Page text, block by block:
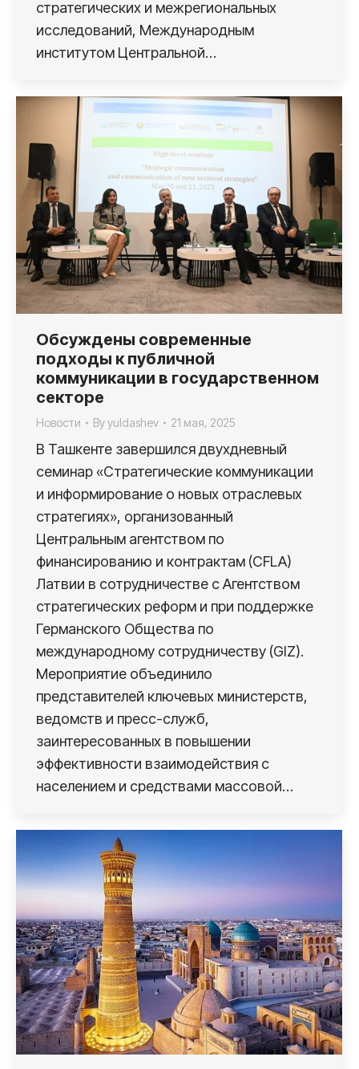
стратегических и межрегиональных
исследований, Международным
институтом Центральной…
Обсуждены современные
подходы к публичной
коммуникации в государственном
секторе
Новости Byyuldashev 21 мая, 2025
В Ташкенте завершился двухдневный
семинар «Стратегические коммуникации
и информирование о новых отраслевых
стратегиях», организованный
Центральным агентством по
финансированию и контрактам (CFLA)
Латвии в сотрудничестве с Агентством
стратегических реформ и при поддержке
Германского Общества по
международному сотрудничеству (GIZ).
Мероприятие объединило
представителей ключевых министерств,
ведомств и пресс-служб,
заинтересованных в повышении
эффективности взаимодействия с
населением и средствами массовой…